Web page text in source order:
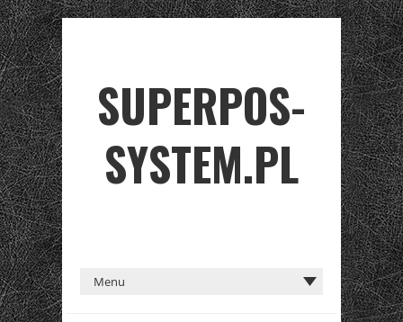
SUPERPOS-
SYSTEM.PL